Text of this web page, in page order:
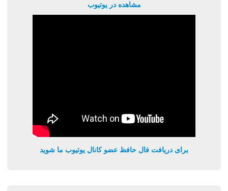
مشاهده در یوتیوب
برای دریافت فال حافظ عضو کانال یوتیوب ما شوید